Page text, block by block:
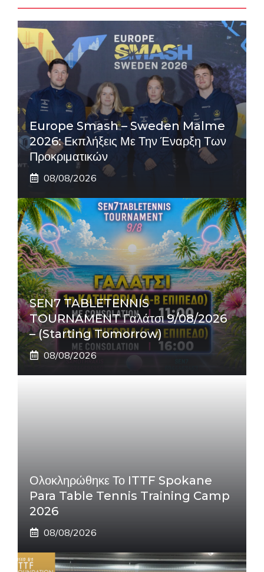
Europe Smash – Sweden Malme
2026: Εκπλήξεις Με Την Έναρξη Των
Προκριματικών
08/08/2026
SEN7 TABLETENNIS
TOURNAMENT Γαλάτσι 9/08/2026
– (Starting Tomorrow)
08/08/2026
Ολοκληρώθηκε Το ITTF Spokane
Para Table Tennis Training Camp
2026
08/08/2026